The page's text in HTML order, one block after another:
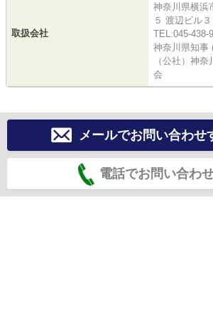
取扱会社
神奈川県横浜
５ 渡辺ビル３
TEL:045-438-
神奈川県知事
（公社）神
会
メールでお問い合わせ
電話でお問い合わ